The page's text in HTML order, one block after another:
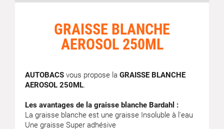
GRAISSE BLANCHE
AEROSOL 250ML
AUTOBACS vous propose la GRAISSE BLANCHE
AEROSOL 250ML.
Les avantages de la graisse blanche Bardahl :
La graisse blanche est une graisse Insoluble à l'eau
Une graisse Super adhésive